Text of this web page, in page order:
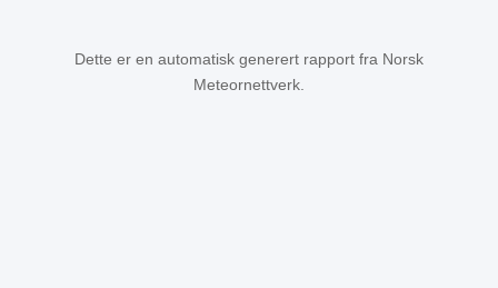
Dette er en automatisk generert rapport fra Norsk
Meteornettverk.